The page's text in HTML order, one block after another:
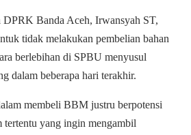
DPRK Banda Aceh, Irwansyah ST,
tidak melakukan pembelian bahan
berlebihan di SPBU menyusul
dalam beberapa hari terakhir.
membeli BBM justru berpotensi
yang ingin mengambil